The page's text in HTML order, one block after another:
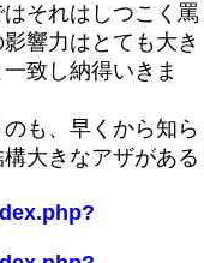
それはしつこく罵
響力はとても大き
致し納得いきま
も、早くから知ら
大きなアザがある